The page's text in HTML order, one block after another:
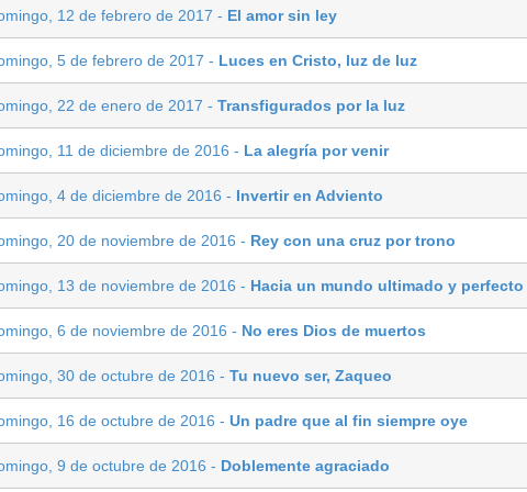
12 de febrero de 2017 - El amor sin ley
5 de febrero de 2017 - Luces en Cristo, luz de luz
22 de enero de 2017 - Transfigurados por la luz
11 de diciembre de 2016 - La alegría por venir
4 de diciembre de 2016 - Invertir en Adviento
20 de noviembre de 2016 - Rey con una cruz por trono
13 de noviembre de 2016 - Hacia un mundo ultimado y perfecto
6 de noviembre de 2016 - No eres Dios de muertos
30 de octubre de 2016 - Tu nuevo ser, Zaqueo
16 de octubre de 2016 - Un padre que al fin siempre oye
9 de octubre de 2016 - Doblemente agraciado